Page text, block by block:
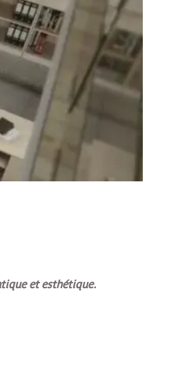
et esthétique.